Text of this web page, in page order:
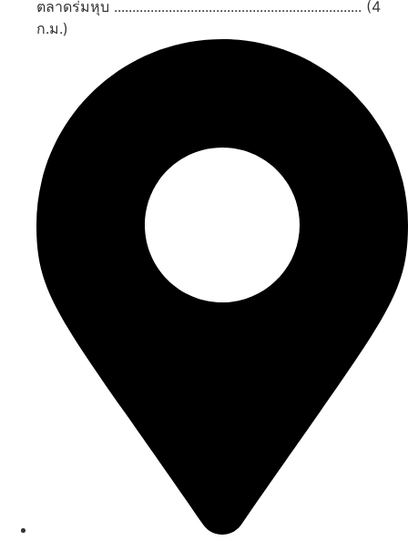
ตลาดร่มหุบ .................................................................... (4
ก.ม.)